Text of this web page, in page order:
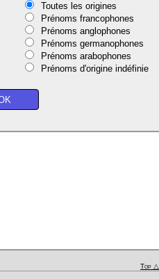
Toutes les origines
Prénoms francophones
Prénoms anglophones
Prénoms germanophones
Prénoms arabophones
Prénoms d'origine indéfinie
Top △